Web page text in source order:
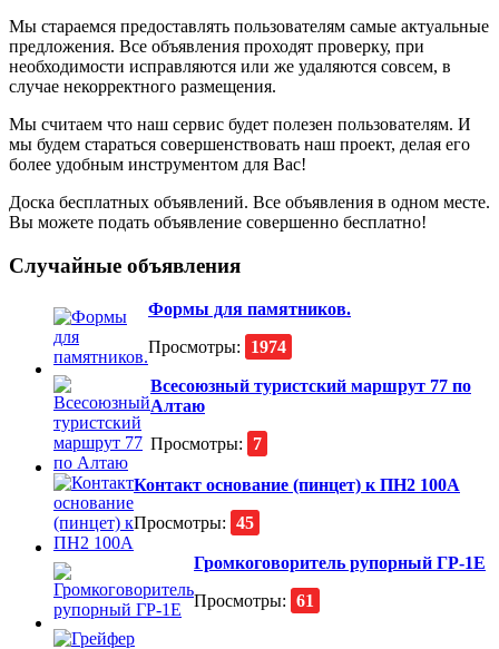
Мы стараемся предоставлять пользователям самые актуальные
предложения. Все объявления проходят проверку, при
необходимости исправляются или же удаляются совсем, в
случае некорректного размещения.
Мы считаем что наш сервис будет полезен пользователям. И
мы будем стараться совершенствовать наш проект, делая его
более удобным инструментом для Вас!
Доска бесплатных объявлений. Все объявления в одном месте.
Вы можете подать объявление совершенно бесплатно!
Случайные объявления
Формы для памятников.
Просмотры:
1974
Всесоюзный туристский маршрут 77 по
Алтаю
Просмотры:
7
Контакт основание (пинцет) к ПН2 100А
Просмотры: 45
Громкоговоритель рупорный ГР-1Е
Просмотры: 61